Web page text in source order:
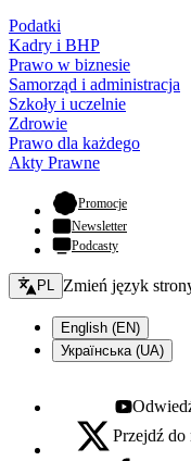
Podatki
Kadry i BHP
Prawo w biznesie
Samorząd i administracja
Szkoły i uczelnie
Zdrowie
Prawo dla każdego
Akty Prawne
Promocje- otwiera się
Newsletter
Podcasty
Zmień język - bieżący:
PL Zmień język
English (EN)
Українська (UA)
Youtube -
X - otwiera się w
Przejdź